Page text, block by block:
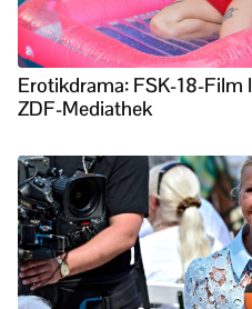
Erotikdrama: FSK-18-Film
ZDF-Mediathek